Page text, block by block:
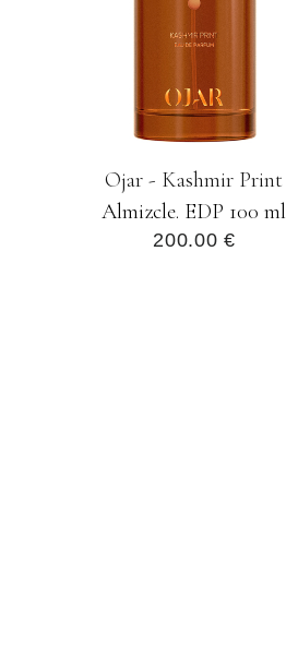
Ojar - Kashmir Print
Almizcle. EDP 100 ml
200.00 €